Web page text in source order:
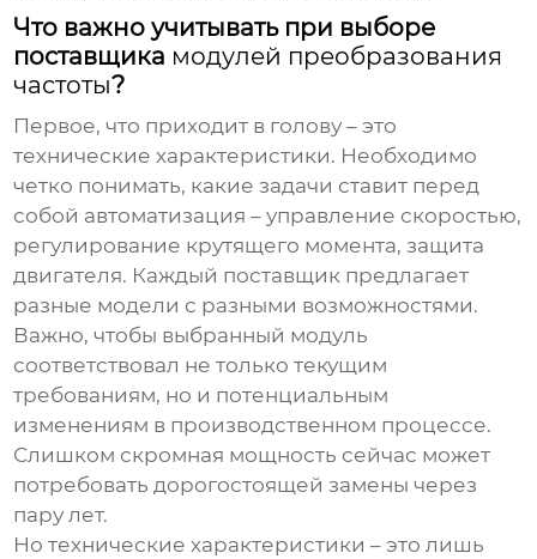
Что важно учитывать при выборе
поставщика модулей преобразования
частоты?
Первое, что приходит в голову – это
технические характеристики. Необходимо
четко понимать, какие задачи ставит перед
собой автоматизация – управление скоростью,
регулирование крутящего момента, защита
двигателя. Каждый поставщик предлагает
разные модели с разными возможностями.
Важно, чтобы выбранный модуль
соответствовал не только текущим
требованиям, но и потенциальным
изменениям в производственном процессе.
Слишком скромная мощность сейчас может
потребовать дорогостоящей замены через
пару лет.
Но технические характеристики – это лишь